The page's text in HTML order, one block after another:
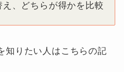
、どちらが得かを比較
知りたい人はこちらの記